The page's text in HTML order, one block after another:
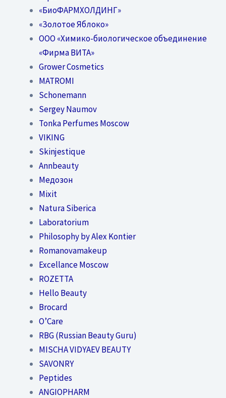
«БиоФАРМХОЛДИНГ»
«Золотое Яблоко»
OOO «Химико-биологическое объединение
«Фирма ВИТА»
Grower Cosmetics
MATROMI
Schonemann
Sergey Naumov
Tonka Perfumes Moscow
VIKING
Skinjestique
Annbeauty
Медозон
Mixit
Natura Siberica
Laboratorium
Philosophy by Alex Kontier
Romanovamakeup
Excellance Moscow
ROZETTA
Hello Beauty
Brocard
O’Care
RBG (Russian Beauty Guru)
MISCHA VIDYAEV BEAUTY
SAVONRY
Peptides
ANGIOPHARM